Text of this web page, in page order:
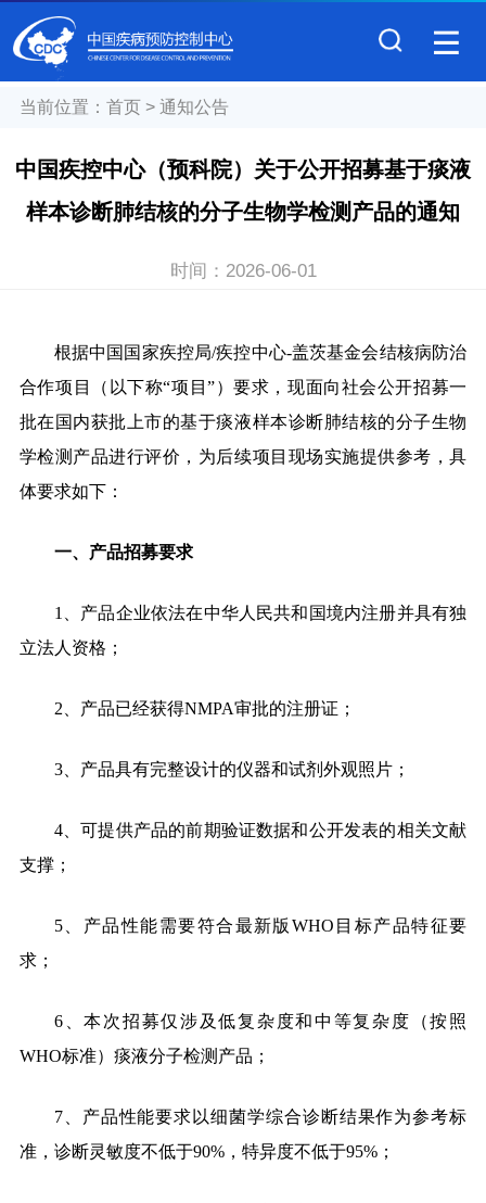
当前位置： 首页> 通知公告
中国疾控中心（预科院）关于公开招募基于痰液
样本诊断肺结核的分子生物学检测产品的通知
时间： 2026-06-01
根据中国国家疾控局/疾控中心-盖茨基金会结核病防治
合作项目（以下称“项目”）要求，现面向社会公开招募一
批在国内获批上市的基于痰液样本诊断肺结核的分子生物
学检测产品进行评价，为后续项目现场实施提供参考，具
体要求如下：
一、产品招募要求
1、产品企业依法在中华人民共和国境内注册并具有独
立法人资格；
2、产品已经获得NMPA审批的注册证；
3、产品具有完整设计的仪器和试剂外观照片；
4、可提供产品的前期验证数据和公开发表的相关文献
支撑；
5、产品性能需要符合最新版WHO目标产品特征要
求；
6、本次招募仅涉及低复杂度和中等复杂度（按照
WHO标准）痰液分子检测产品；
7、产品性能要求以细菌学综合诊断结果作为参考标
准，诊断灵敏度不低于90%，特异度不低于95%；